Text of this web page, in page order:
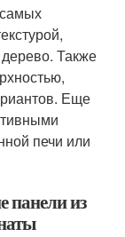
Также
Еще
печи или
панели из